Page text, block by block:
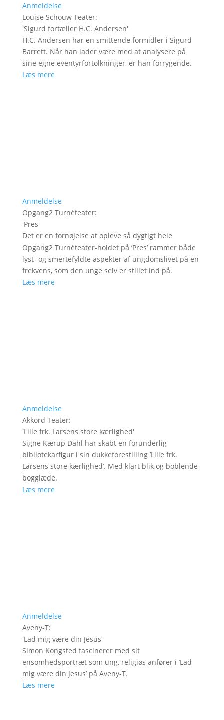
Anmeldelse
Louise Schouw Teater:
'Sigurd fortæller H.C. Andersen'
H.C. Andersen har en smittende formidler i Sigurd
Barrett. Når han lader være med at analysere på
sine egne eventyrfortolkninger, er han forrygende.
Læs mere
Anmeldelse
Opgang2 Turnéteater:
'Pres'
Det er en fornøjelse at opleve så dygtigt hele
Opgang2 Turnéteater-holdet på ’Pres’ rammer både
lyst- og smertefyldte aspekter af ungdomslivet på en
frekvens, som den unge selv er stillet ind på.
Læs mere
Anmeldelse
Akkord Teater:
'Lille frk. Larsens store kærlighed'
Signe Kærup Dahl har skabt en forunderlig
bibliotekarfigur i sin dukkeforestilling ’Lille frk.
Larsens store kærlighed’. Med klart blik og boblende
bogglæde.
Læs mere
Anmeldelse
Aveny-T:
'Lad mig være din Jesus'
Simon Kongsted fascinerer med sit
ensomhedsportræt som ung, religiøs anfører i ’Lad
mig være din Jesus’ på Aveny-T.
Læs mere